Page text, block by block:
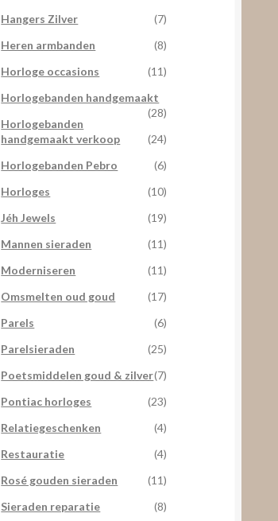
Hangers Zilver
(7)
Heren armbanden
(8)
Horloge occasions
(11)
Horlogebanden handgemaakt
(28)
Horlogebanden
handgemaakt verkoop
(24)
Horlogebanden Pebro
(6)
Horloges
(10)
Jéh Jewels
(19)
Mannen sieraden
(11)
Moderniseren
(11)
Omsmelten oud goud
(17)
Parels
(6)
Parelsieraden
(25)
Poetsmiddelen goud & zilver(7)
Pontiac horloges
(23)
Relatiegeschenken
(4)
Restauratie
(4)
Rosé gouden sieraden
(11)
Sieraden reparatie
(8)